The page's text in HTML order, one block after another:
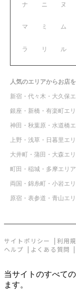
ナ ニ ヌ
マ ミ ム
ラ リ ル
人気のエリアからお店
新宿・代々木・大久保
銀座・新橋・有楽町エ
神田・秋葉原・水道橋
上野・浅草・日暮里エ
大井町・蒲田・大森エ
町田・稲城・多摩エリア
両国・錦糸町・小岩エ
原宿・表参道・青山エ
サイトポリシー 利用
ヘルプ
よくある質問
当サイトのすべて
ます。